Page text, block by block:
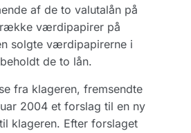
af de to valutalån på
værdipapirer på
solgte værdipapirerne i
de to lån.
fra klageren, fremsendte
2004 et forslag til en ny
klageren. Efter forslaget